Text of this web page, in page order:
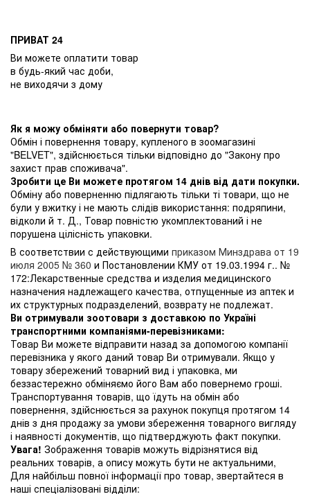
ПРИВАТ 24
Ви можете оплатити товар
в будь-який час доби,
не виходячи з дому
Як я можу обміняти або повернути товар?
Обмін і повернення товару, купленого в зоомагазині
"BELVET", здійснюється тільки відповідно до "Закону про
захист прав споживача".
Зробити це Ви можете протягом 14 днів від дати покупки.
Обміну або поверненню підлягають тільки ті товари, що не
були у вжитку і не мають слідів використання: подряпини,
відколи й т. Д., Товар повністю укомплектований і не
порушена цілісність упаковки.
В соответствии с действующими приказом Минздрава от 19
июля 2005 № 360 и Постановлении КМУ от 19.03.1994 г.. №
172:Лекарственные средства и изделия медицинского
назначения надлежащего качества, отпущенные из аптек и
их структурных подразделений, возврату не подлежат.
Ви отримували зоотовари з доставкою по Україні
транспортними компаніями-перевізниками:
Товар Ви можете відправити назад за допомогою компанії
перевізника у якого даний товар Ви отримували. Якщо у
товару збережений товарний вид і упаковка, ми
беззастережно обміняємо його Вам або повернемо гроші.
Транспортування товарів, що їдуть на обмін або
повернення, здійснюється за рахунок покупця протягом 14
днів з дня продажу за умови збереження товарного вигляду
і наявності документів, що підтверджують факт покупки.
Увага! Зображення товарів можуть відрізнятися від
реальних товарів, а опису можуть бути не актуальними,
Для найбільш повної інформації про товар, звертайтеся в
наші спеціалізовані відділи: